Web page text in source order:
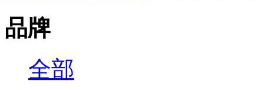
品牌
全部